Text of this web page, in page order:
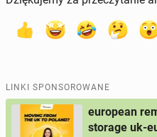
LINKI SPONSOROWANE
european
storage uk-